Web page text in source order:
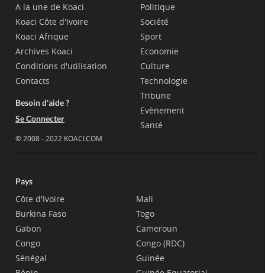
A la une de Koaci
Koaci Côte d'Ivoire
Koaci Afrique
Archives Koaci
Conditions d'utilisation
Contacts
Besoin d'aide ?
Se Connecter
© 2008 - 2022 KOACI.COM
Politique
Société
Sport
Economie
Culture
Technologie
Tribune
Evènement
Santé
Pays
Côte d'Ivoire
Burkina Faso
Gabon
Congo
Sénégal
Mali
Togo
Cameroun
Congo (RDC)
Guinée